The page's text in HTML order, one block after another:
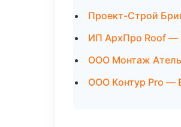
Проект-Строй
ИП АрхПро Roof —
ООО Монтаж
ООО Контур Pro —